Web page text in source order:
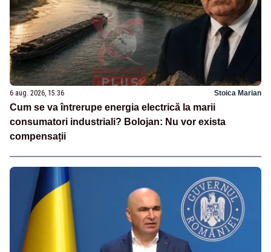
6 aug. 2026, 15:36 Stoica Marian
Cum se va întrerupe energia electrică la marii
consumatori industriali? Bolojan: Nu vor exista
compensații